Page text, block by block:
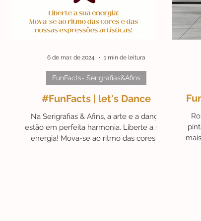
#Campanhas #ArteAstrológica #Ex-
Artista do Mês #ArteAté250€
#FunFacts | let's Dance
Na Serigrafias & Afins, a arte e a dança
estão em perfeita harmonia. Liberte a sua
energia! Mova-se ao ritmo das cores e
FunFacts- Serigrafias&Afins
6 de mar. de 2024 1 min de leitura